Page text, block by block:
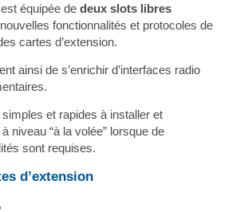
équipée dedeux slots libres
fonctionnalités et protocoles de
cartes d’extension.
ainsi de s’enrichir d’interfaces radio
et rapides à installer et
niveau “à la volée” lorsque de
sont requises.
d’extension